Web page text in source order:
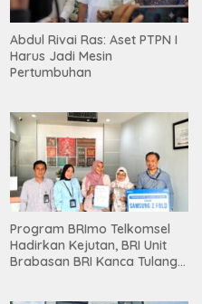
Abdul Rivai Ras: Aset PTPN I
Harus Jadi Mesin
Pertumbuhan
Program BRImo Telkomsel
Hadirkan Kejutan, BRI Unit
Brabasan BRI Kanca Tulang